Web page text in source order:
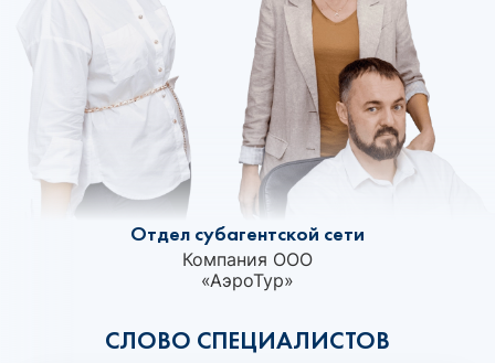
СЛОВО СПЕЦИАЛИСТОВ
Отдел субагентской сети
Компания ООО
«АэроТур»‎